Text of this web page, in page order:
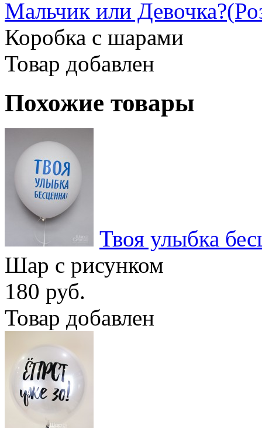
Мальчик или
Коробка с шарами
Товар добавлен
Похожие товары
Твоя улыбка
Шар с рисунком
180 руб.
Товар добавлен